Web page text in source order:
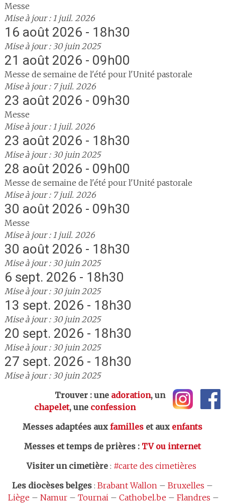
Messe
Mise à jour : 1 juil. 2026
16 août 2026 - 18h30
Mise à jour : 30 juin 2025
21 août 2026 - 09h00
Messe de semaine de l'été pour l'Unité pastorale
Mise à jour : 7 juil. 2026
23 août 2026 - 09h30
Messe
Mise à jour : 1 juil. 2026
23 août 2026 - 18h30
Mise à jour : 30 juin 2025
28 août 2026 - 09h00
Messe de semaine de l'été pour l'Unité pastorale
Mise à jour : 7 juil. 2026
30 août 2026 - 09h30
Messe
Mise à jour : 1 juil. 2026
30 août 2026 - 18h30
Mise à jour : 30 juin 2025
6 sept. 2026 - 18h30
Mise à jour : 30 juin 2025
13 sept. 2026 - 18h30
Mise à jour : 30 juin 2025
20 sept. 2026 - 18h30
Mise à jour : 30 juin 2025
27 sept. 2026 - 18h30
Mise à jour : 30 juin 2025
Trouver : une adoration, un
chapelet, une confession
Messes adaptées aux familleset aux enfants
Messes et temps de prières: TV ou internet
Visiter un cimetière: #carte des cimetières
Les diocèses belges: Brabant Wallon– Bruxelles –
Liège – Namur– Tournai– Cathobel.be – Flandres –